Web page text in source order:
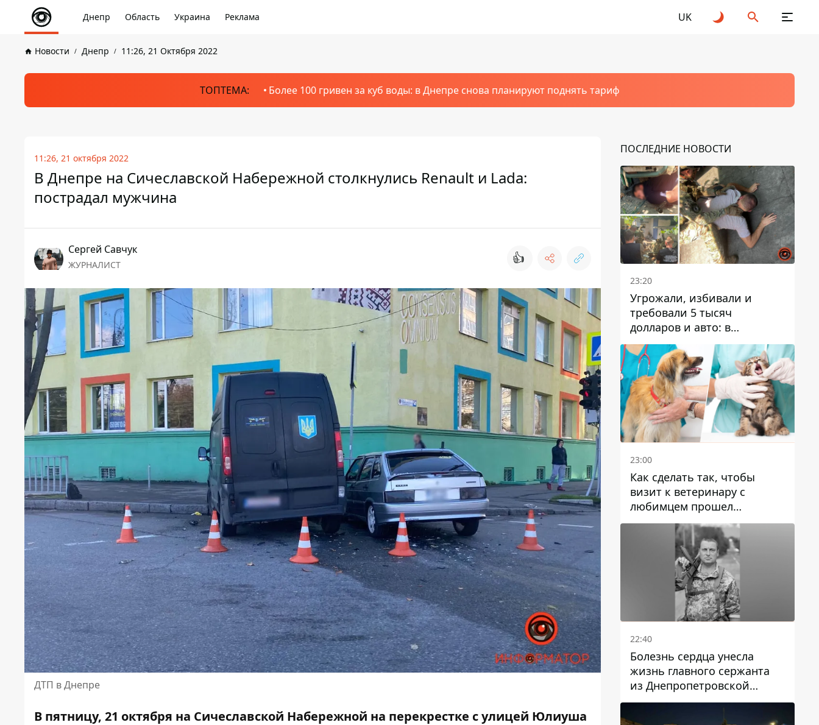
Днепр Область Украина Реклама UK
Новости Днепр 11:26, 21 Октября 2022
ТОПТЕМА: Более 100 гривен за куб воды: в Днепре снова планируют поднять тариф
11:26, 21 октября 2022
В Днепре на Сичеславской Набережной столкнулись Renault и Lada:
пострадал мужчина
Сергей Савчук
ЖУРНАЛИСТ 👍
ДТП в Днепре
В пятницу, 21 октября на Сичеславской Набережной на перекрестке с улицей Юлиуша
ПОСЛЕДНИЕ НОВОСТИ
23:20
Угрожали, избивали и
требовали 5 тысяч
долларов и авто: в
Павлограде задержали двух
мужчин
23:00
Как сделать так, чтобы
визит к ветеринару с
любимцем прошел
спокойно: простые советы
22:40
Болезнь сердца унесла
жизнь главного сержанта
из Днепропетровской
области Юрия Свистуна